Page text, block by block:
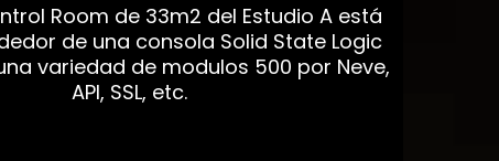
Room de 33m2 del Estudio A está
de una consola Solid State Logic
variedad de modulos 500 por Neve,
API, SSL, etc.